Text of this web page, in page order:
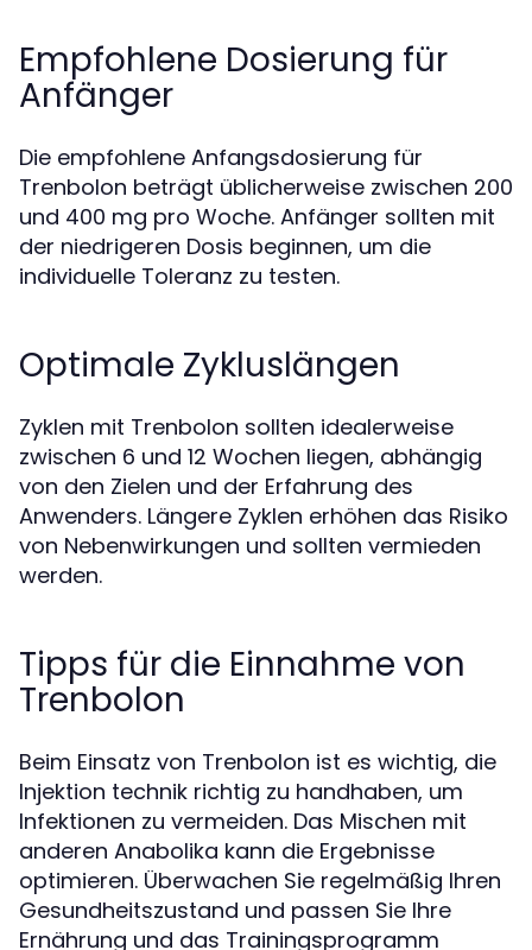
Empfohlene Dosierung für
Anfänger
Die empfohlene Anfangsdosierung für
Trenbolon beträgt üblicherweise zwischen 200
und 400 mg pro Woche. Anfänger sollten mit
der niedrigeren Dosis beginnen, um die
individuelle Toleranz zu testen.
Optimale Zykluslängen
Zyklen mit Trenbolon sollten idealerweise
zwischen 6 und 12 Wochen liegen, abhängig
von den Zielen und der Erfahrung des
Anwenders. Längere Zyklen erhöhen das Risiko
von Nebenwirkungen und sollten vermieden
werden.
Tipps für die Einnahme von
Trenbolon
Beim Einsatz von Trenbolon ist es wichtig, die
Injektion technik richtig zu handhaben, um
Infektionen zu vermeiden. Das Mischen mit
anderen Anabolika kann die Ergebnisse
optimieren. Überwachen Sie regelmäßig Ihren
Gesundheitszustand und passen Sie Ihre
Ernährung und das Trainingsprogramm